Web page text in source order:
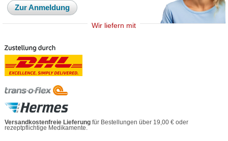
Zur Anmeldung
Wir liefern mit
Versandkostenfreie Lieferung für Bestellungen über 19,00 € oder
rezeptpflichtige Medikamente.